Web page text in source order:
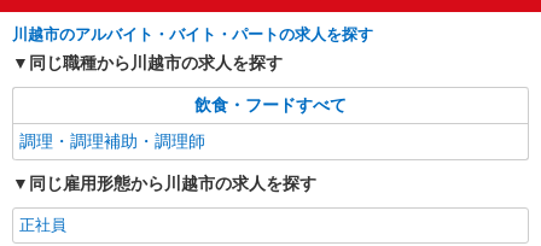
川越市のアルバイト・バイト・パートの求人を探す
同じ職種から川越市の求人を探す
飲食・フードすべて
調理・調理補助・調理師
同じ雇用形態から川越市の求人を探す
正社員